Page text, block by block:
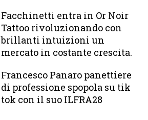
Facchinetti entra in Or Noir
Tattoo rivoluzionando con
brillanti intuizioni un
mercato in costante crescita.
Francesco Panaro panettiere
di professione spopola su tik
tok con il suo ILFRA28